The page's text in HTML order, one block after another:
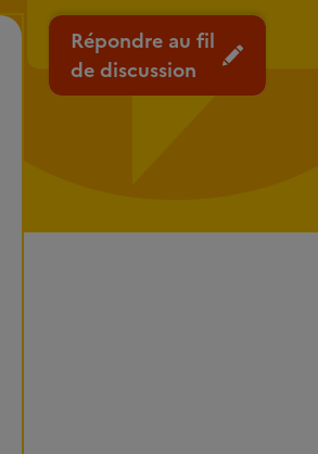
Répondre au fil
de discussion